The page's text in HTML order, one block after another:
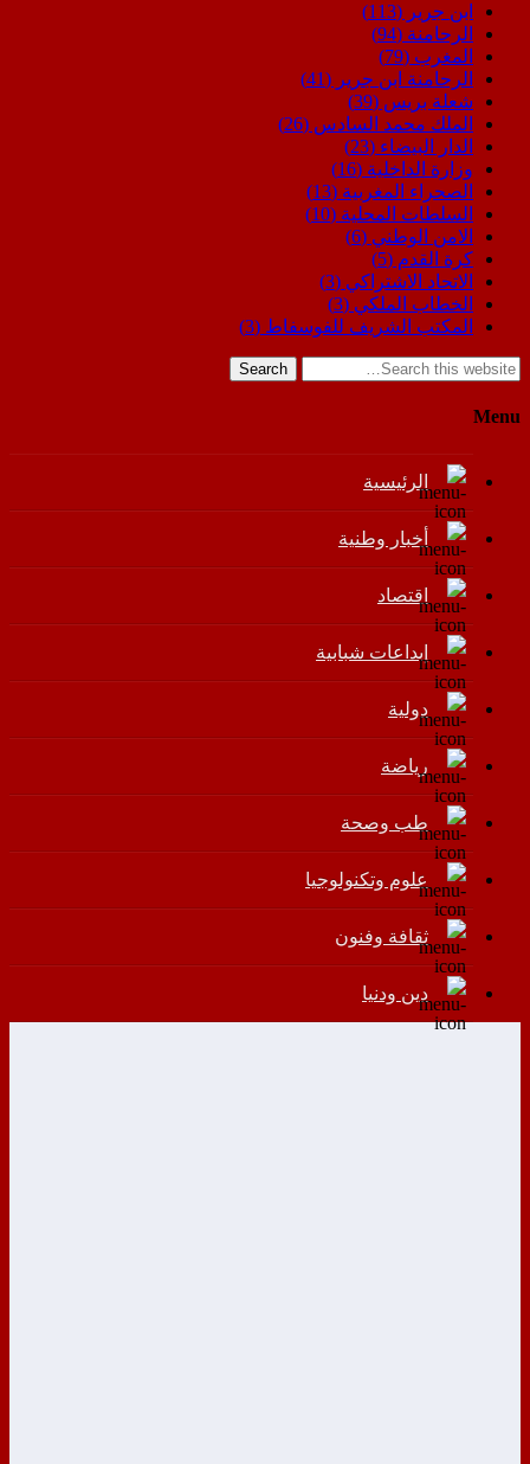
ابن جرير (113)
الرحامنة (94)
المغرب (79)
الرحامنة ابن جرير (41)
شعلة بريس (39)
الملك محمد السادس (26)
الدار البيضاء (23)
وزارة الداخلية (16)
الصحراء المغربية (13)
السلطات المحلية (10)
الامن الوطني (6)
كرة القدم (5)
الاتحاد الاشتراكي (3)
الخطاب الملكي (3)
المكتب الشريف للفوسفاط (3)
Search
Menu
الرئيسية
أخبار وطنية
اقتصاد
إبداعات شبابية
دولية
رياضة
طب وصحة
علوم وتكنولوجيا
ثقافة وفنون
دين ودنيا